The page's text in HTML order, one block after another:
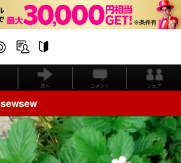
次へ コメント シェア